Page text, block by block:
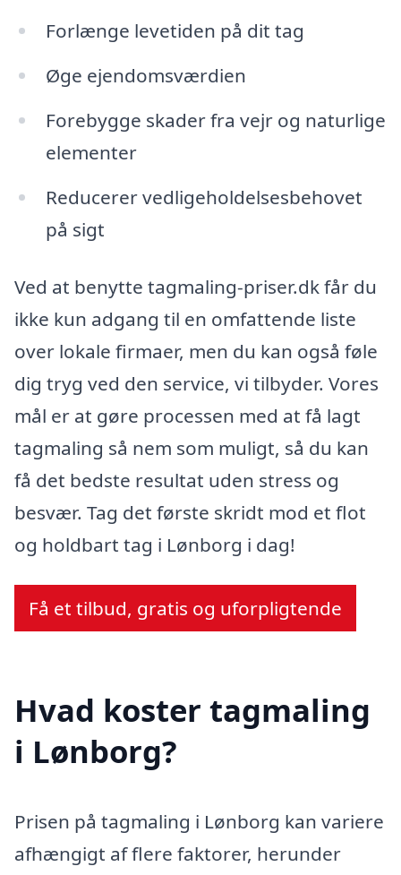
Forlænge levetiden på dit tag
Øge ejendomsværdien
Forebygge skader fra vejr og naturlige
elementer
Reducerer vedligeholdelsesbehovet
på sigt
Ved at benytte tagmaling-priser.dk får du
ikke kun adgang til en omfattende liste
over lokale firmaer, men du kan også føle
dig tryg ved den service, vi tilbyder. Vores
mål er at gøre processen med at få lagt
tagmaling så nem som muligt, så du kan
få det bedste resultat uden stress og
besvær. Tag det første skridt mod et flot
og holdbart tag i Lønborg i dag!
Få et tilbud, gratis og uforpligtende
Hvad koster tagmaling
i Lønborg?
Prisen på tagmaling i Lønborg kan variere
afhængigt af flere faktorer, herunder